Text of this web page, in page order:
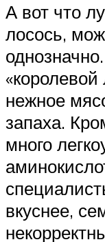
А вот что
лосось,
нежное
запаха.
много
вкуснее,